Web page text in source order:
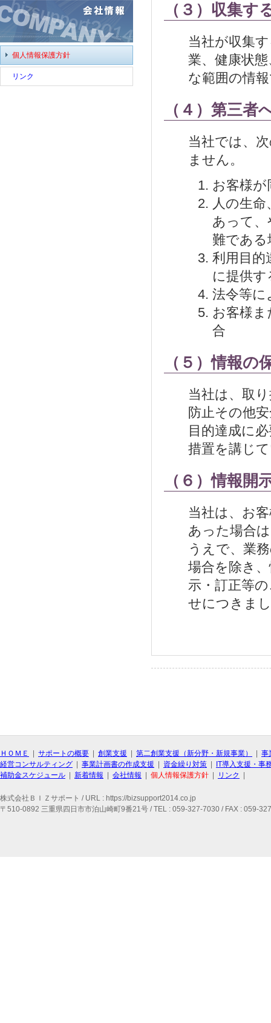
個人情報保護方針
リンク
（３）収集す
当社が収集
業、健康状
な範囲の情
（４）第三者
当社では、
ません。
お客様が
人の生
あって
難である
利用目的
に提供す
法令等に
お客様
合
（５）情報の
当社は、取
防止その他
目的達成に
措置を講じ
（６）情報開
当社は、お
あった場合
うえで、業
場合を除き
示・訂正等
せにつきま
ＨＯＭＥ サポートの概要 創業支援 第二創業支援（新分野・新規事業）
事
経営コンサルティング
事業計画書の作成支援 資金繰り対策
IT導入支援・事
補助金スケジュール
新着情報 会社情報 個人情報保護方針 リンク
株式会社ＢＩＺサポート / URL : https://bizsupport2014.co.jp
〒510-0892 三重県四日市市泊山崎町9番21号 / TEL : 059-327-7030 / FAX : 059-